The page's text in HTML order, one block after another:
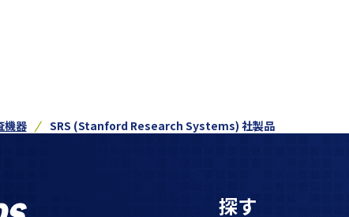
機器 SRS (Stanford Research Systems) 社製品
探す